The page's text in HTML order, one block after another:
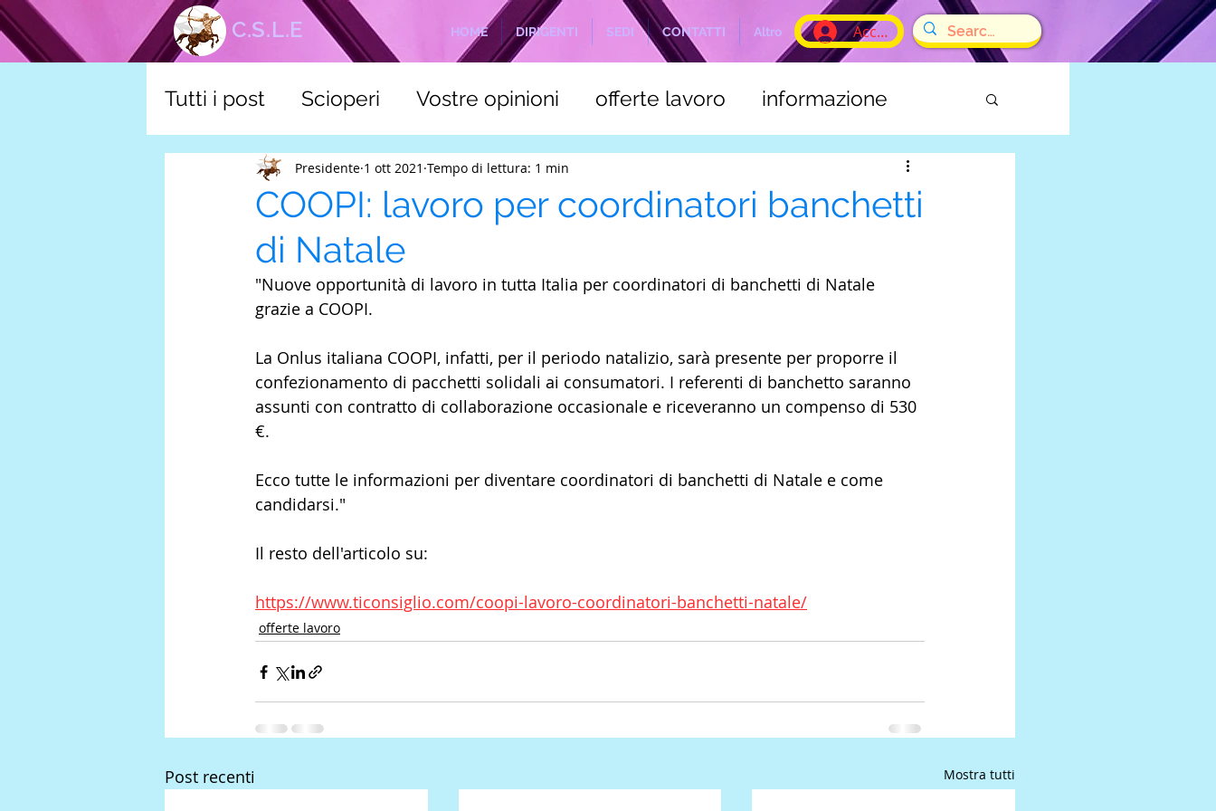
C.S.L.E Accedi
HOME DIRIGENTI SEDI CONTATTI Altro
Tutti i post Scioperi Vostre opinioni offerte lavoro informazione
Tutela scuola C.S.L.E. Marittimi
COOPI: lavoro per coordinatori banchetti
di Natale
Presidente 1 ott 2021 Tempo di lettura: 1 min
"Nuove opportunità di lavoro in tutta Italia per coordinatori di banchetti di Natale
grazie a COOPI.
La Onlus italiana COOPI, infatti, per il periodo natalizio, sarà presente per proporre il
confezionamento di pacchetti solidali ai consumatori. I referenti di banchetto saranno
assunti con contratto di collaborazione occasionale e riceveranno un compenso di 530
€.
Ecco tutte le informazioni per diventare coordinatori di banchetti di Natale e come
candidarsi."
Il resto dell'articolo su:
https://www.ticonsiglio.com/coopi-lavoro-coordinatori-banchetti-natale/
offerte lavoro
Post recenti Mostra tutti